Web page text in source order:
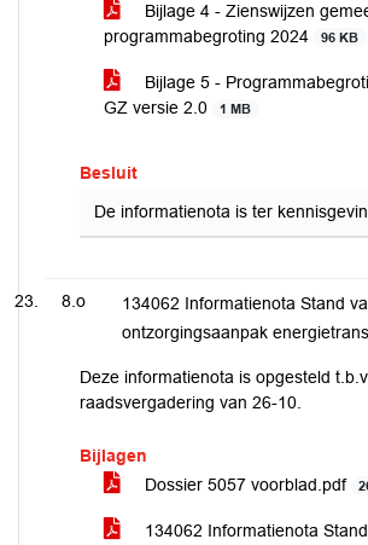
Bijlage 4 - Zienswijzen
programmabegroting 2024
96 KB
Bijlage 5 -
GZ versie 2.0
1 MB
Besluit
De informatienota is ter
8.o
134062 Informatienota Stand
ontzorgingsaanpak
Deze informatienota is opgesteld
raadsvergadering van 26-10.
Bijlagen
Dossier 5057 voorblad.pdf
134062 Informatienota